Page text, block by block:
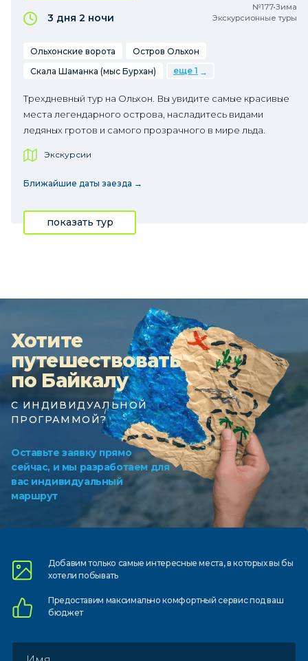
№177•Зима
Экскурсионные туры
3 дня 2 ночи
Ольхонские ворота
Остров Ольхон
Скала Шаманка (мыс Бурхан)
еще 1
Трехдневный тур на Ольхон. Вы увидите самые красивые
места легендарного острова, насладитесь видами
ледяных гротов и самого прозрачного в мире льда.
Экскурсии
Ближайшие даты заезда →
показать тур
Хотите
путешествовать
по Байкалу
С ИНДИВИДУАЛЬНОЙ
ПРОГРАММОЙ?
Оставьте заявку прямо
сейчас, и мы разработаем для
вас индивидуальный
маршрут
Добавим только самыеинтересные места, в которыхвы бы
хотели побывать
Предоставим максимально комфортныйсервис под ваш
бюджет